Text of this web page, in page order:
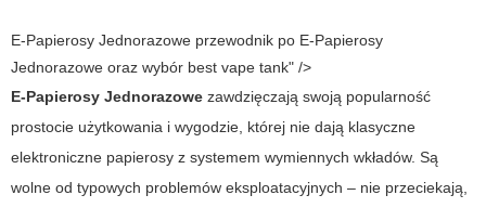
E-Papierosy Jednorazowe przewodnik po E-Papierosy
Jednorazowe oraz wybór best vape tank" />
E-Papierosy Jednorazowe zawdzięczają swoją popularność
prostocie użytkowania i wygodzie, której nie dają klasyczne
elektroniczne papierosy z systemem wymiennych wkładów. Są
wolne od typowych problemów eksploatacyjnych – nie przeciekają,